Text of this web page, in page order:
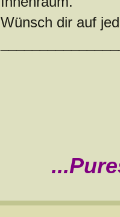
Wünsch dir auf